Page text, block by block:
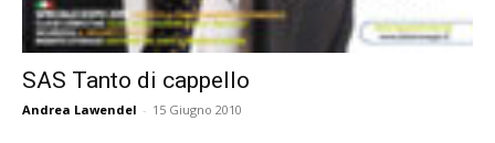
SAS Tanto di cappello
Andrea Lawendel - 15 Giugno 2010